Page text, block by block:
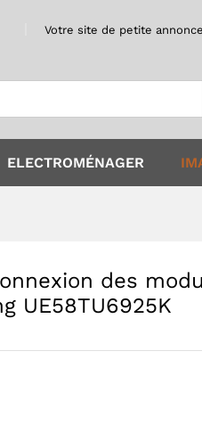
Votre site de petite
ELECTROMÉNAGER
des
UE58TU6925K